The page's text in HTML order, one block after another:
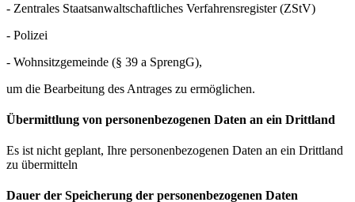
- Zentrales Staatsanwaltschaftliches Verfahrensregister (ZStV)
- Polizei
- Wohnsitzgemeinde (§ 39 a SprengG),
um die Bearbeitung des Antrages zu ermöglichen.
Übermittlung von personenbezogenen Daten an ein Drittland
Es ist nicht geplant, Ihre personenbezogenen Daten an ein Drittland
zu übermitteln
Dauer der Speicherung der personenbezogenen Daten